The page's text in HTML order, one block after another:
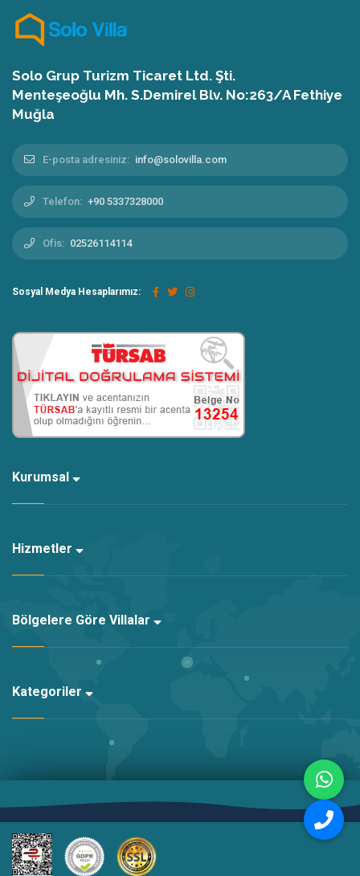
Solo Grup Turizm Ticaret Ltd. Şti.
Menteşeoğlu Mh. S.Demirel Blv. No:263/A Fethiye
Muğla
E-posta adresiniz: info@solovilla.com
Telefon: +90 5337328000
Ofis: 02526114114
Sosyal Medya Hesaplarımız:
Kurumsal
Hizmetler
Bölgelere Göre Villalar
Kategoriler